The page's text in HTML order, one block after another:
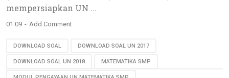
mempersiapkan UN ...
01.09 Add Comment
DOWNLOAD SOAL DOWNLOAD SOAL UN 2017
DOWNLOAD SOAL UN 2018 MATEMATIKA SMP